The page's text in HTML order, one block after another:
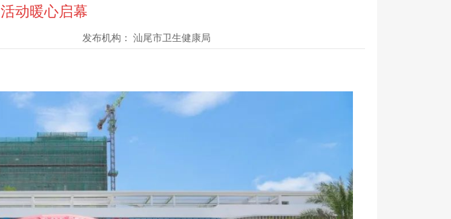
活动暖心启幕
发布机构： 汕尾市卫生健康局